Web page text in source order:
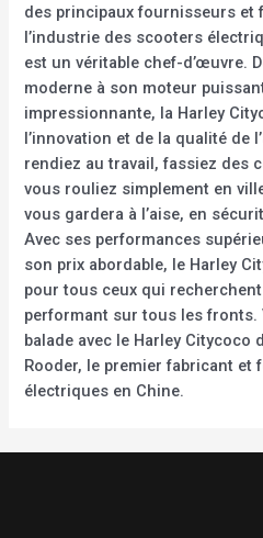
des principaux fournisseurs et
l’industrie des scooters
est un véritable chef-d’œuvre.
moderne à son moteur
impressionnante, la Harley
l’innovation et de la qualité de
rendiez au travail, fassiez des
vous rouliez simplement en
vous gardera à l’aise, en
Avec ses performances
son prix abordable, le Harley
pour tous ceux qui
performant sur tous les fronts.
balade avec le Harley
Rooder, le premier fabricant
électriques en Chine.